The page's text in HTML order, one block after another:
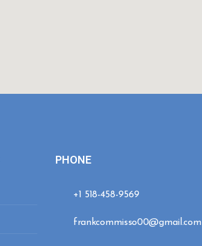
PHONE
+1 518-458-9569
frankcommisso00@gmail.com